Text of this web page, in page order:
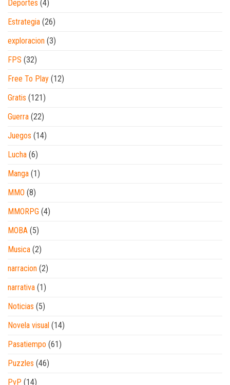
Deportes (4)
Estrategia (26)
exploracion (3)
FPS (32)
Free To Play (12)
Gratis (121)
Guerra (22)
Juegos (14)
Lucha (6)
Manga (1)
MMO (8)
MMORPG (4)
MOBA (5)
Musica (2)
narracion (2)
narrativa (1)
Noticias (5)
Novela visual (14)
Pasatiempo (61)
Puzzles (46)
PvP (14)